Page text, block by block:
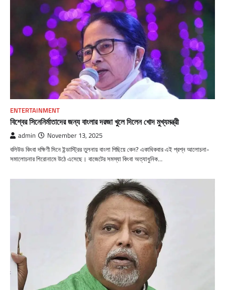
ENTERTAINMENT
বিশ্বের সিনেনির্মাতাদের জন্য বাংলার দরজা খুলে দিলেন খোদ মুখ্যমন্ত্রী
admin November 13, 2025
বলিউড কিংবা দক্ষিণী সিনে ইন্ডাস্ট্রির তুলনায় বাংলা পিছিয়ে কেন? একাধিকবার এই প্রশ্ন আলোচনা-
সমালোচনার শিরোনামে উঠে এসেছে। বাজেটের সমস্যা কিংবা অত্যাধুনিক…